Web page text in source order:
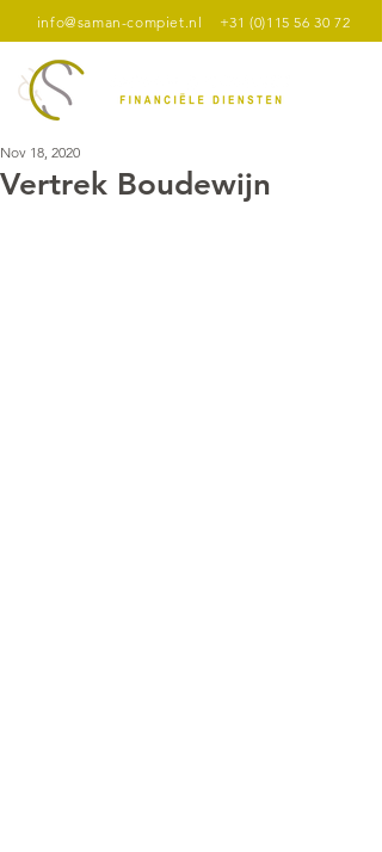
info@saman-compiet.nl +31 (0)115 56 30 72
Vertrek Boudewijn
Nov 18, 2020